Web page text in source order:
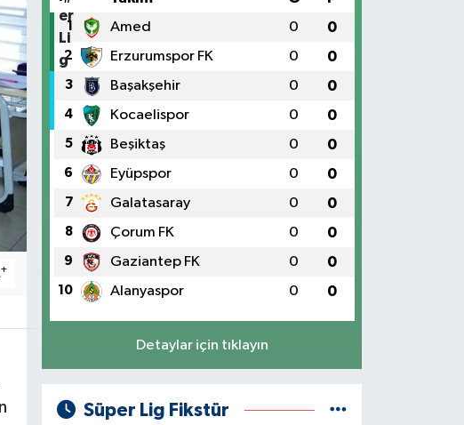
+
1 Amed 0 0
2 Erzurumspor FK 0 0
3 Başakşehir 0 0
4 Kocaelispor 0 0
5 Beşiktaş 0 0
6 Eyüpspor 0 0
7 Galatasaray 0 0
8 Çorum FK 0 0
9 Gaziantep FK 0 0
10 Alanyaspor 0 0
Detaylar için tıklayın
Süper Lig Fikstür